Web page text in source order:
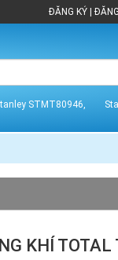
ĐĂNG KÝ
STMT80946,
KHÍ